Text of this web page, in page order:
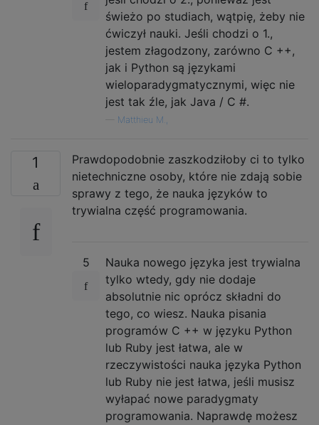
świeżo po studiach, wątpię, żeby nie
ćwiczył nauki. Jeśli chodzi o 1.,
jestem złagodzony, zarówno C ++,
jak i Python są językami
wieloparadygmatycznymi, więc nie
jest tak źle, jak Java / C #.
Matthieu M.,
1
Prawdopodobnie zaszkodziłoby ci to tylko
nietechniczne osoby, które nie zdają sobie
sprawy z tego, że nauka języków to
trywialna część programowania.
5
Nauka nowego języka jest trywialna
tylko wtedy, gdy nie dodaje
absolutnie nic oprócz składni do
tego, co wiesz. Nauka pisania
programów C ++ w języku Python
lub Ruby jest łatwa, ale w
rzeczywistości nauka języka Python
lub Ruby nie jest łatwa, jeśli musisz
wyłapać nowe paradygmaty
programowania. Naprawdę możesz